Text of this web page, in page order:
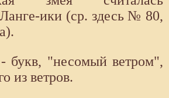
ики (ср. здесь № 80,
букв, "несомый ветром",
из ветров.